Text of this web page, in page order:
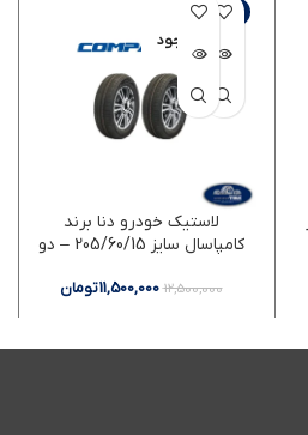
-8%
اتمام موجود
ی
لاستیک خودرو دنا برند
کامپاسال سایز 205/60/15 – دو
12,500,000
11,500,000تومان